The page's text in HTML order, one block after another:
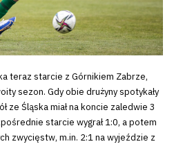
teraz starcie z Górnikiem Zabrze,
sezon. Gdy obie drużyny spotykały
ze Śląska miał na koncie zaledwie 3
starcie wygrał 1:0, a potem
zwycięstw, m.in. 2:1 na wyjeździe z